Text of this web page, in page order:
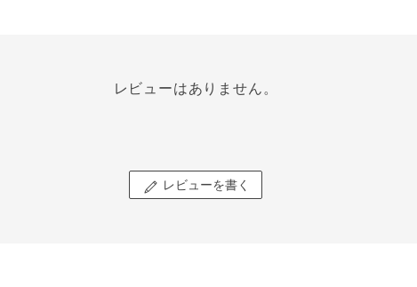
レビューはありません。
レビューを書く